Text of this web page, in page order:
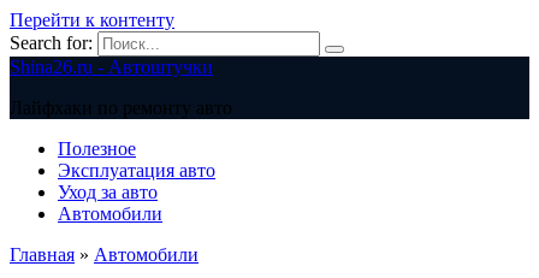
Перейти к контенту
Search for:
Shina26.ru - Автоштучки
Лайфхаки по ремонту авто
Полезное
Эксплуатация авто
Уход за авто
Автомобили
Главная » Автомобили